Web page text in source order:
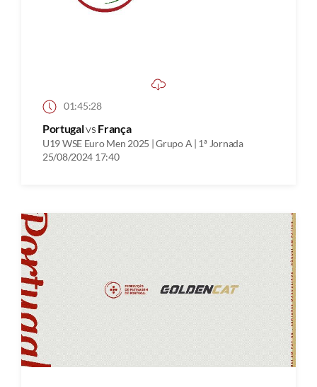
01:45:28
Portugalvs França
U19 WSE Euro Men 2025 | Grupo A | 1ª Jornada
25/08/2024 17:40